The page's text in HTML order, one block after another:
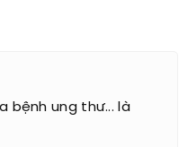
bệnh ung thư... là